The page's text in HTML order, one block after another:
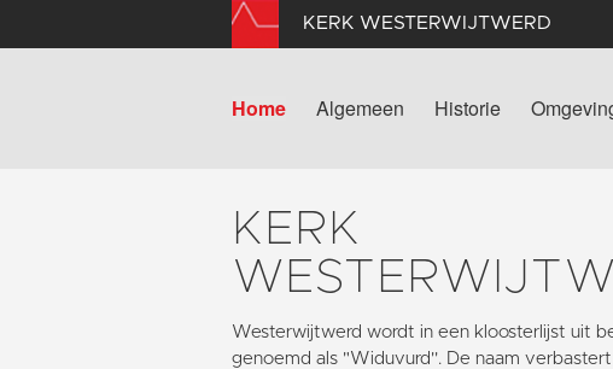
KERK WESTERWIJTWERD
Home Algemeen Historie
KERK
Westerwijtwerd wordt in een kloosterlijst uit
genoemd als "Widuvurd''. De naam